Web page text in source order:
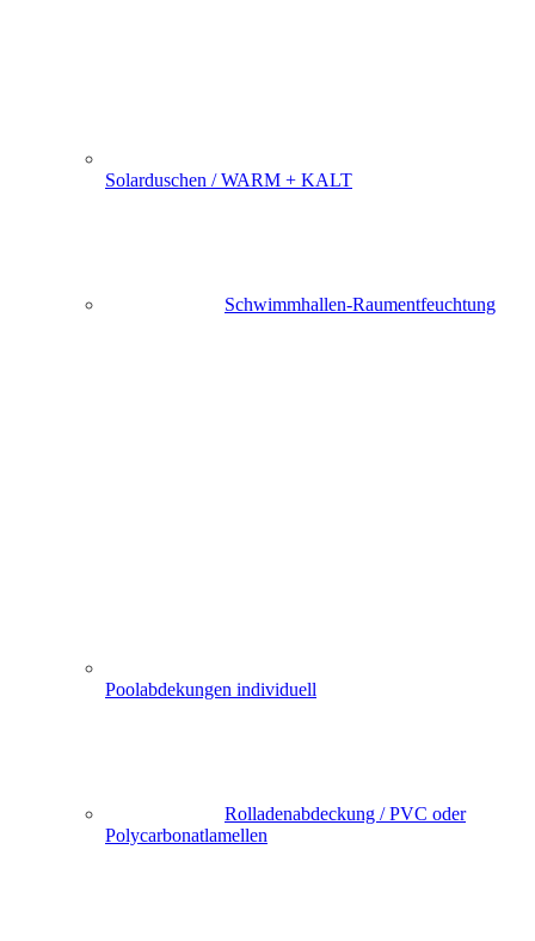
Solarduschen / WARM + KALT
Schwimmhallen-Raumentfeuchtung
Poolabdekungen individuell
Rolladenabdeckung / PVC oder
Polycarbonatlamellen